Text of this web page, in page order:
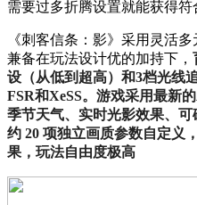
需要过多折腾设置就能获得符
《刺客信条：影》采用灵活
兼备在玩法设计优的加持下，
设（从低到超高）和3档光线
FSR和XeSS。游戏采用最新
季节天气、实时光影效果、
约 20 项独立画质参数自定义
果，玩法自由度极高